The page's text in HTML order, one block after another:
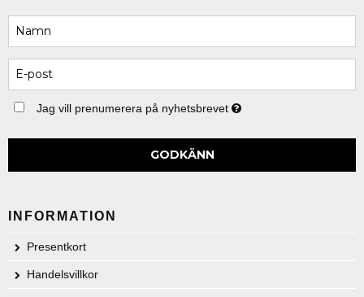
Jag vill prenumerera på nyhetsbrevet
GODKÄNN
INFORMATION
Presentkort
Handelsvillkor